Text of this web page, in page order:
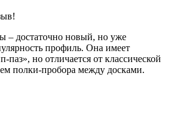
– достаточно новый, но уже
профиль. Она имеет
паз», но отличается от классической
полки-пробора между досками.